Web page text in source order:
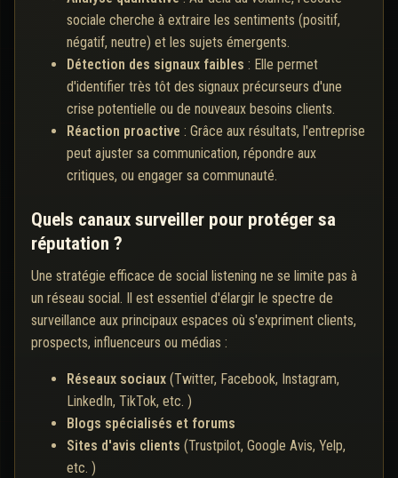
sociale cherche à extraire les sentiments (positif,
négatif, neutre) et les sujets émergents.
Détection des signaux faibles : Elle permet
d'identifier très tôt des signaux précurseurs d'une
crise potentielle ou de nouveaux besoins clients.
Réaction proactive : Grâce aux résultats, l'entreprise
peut ajuster sa communication, répondre aux
critiques, ou engager sa communauté.
Quels canaux surveiller pour protéger sa
réputation ?
Une stratégie efficace de social listening ne se limite pas à
un réseau social. Il est essentiel d'élargir le spectre de
surveillance aux principaux espaces où s'expriment clients,
prospects, influenceurs ou médias :
Réseaux sociaux (Twitter, Facebook, Instagram,
LinkedIn, TikTok, etc. )
Blogs spécialisés et forums
Sites d'avis clients (Trustpilot, Google Avis, Yelp,
etc. )